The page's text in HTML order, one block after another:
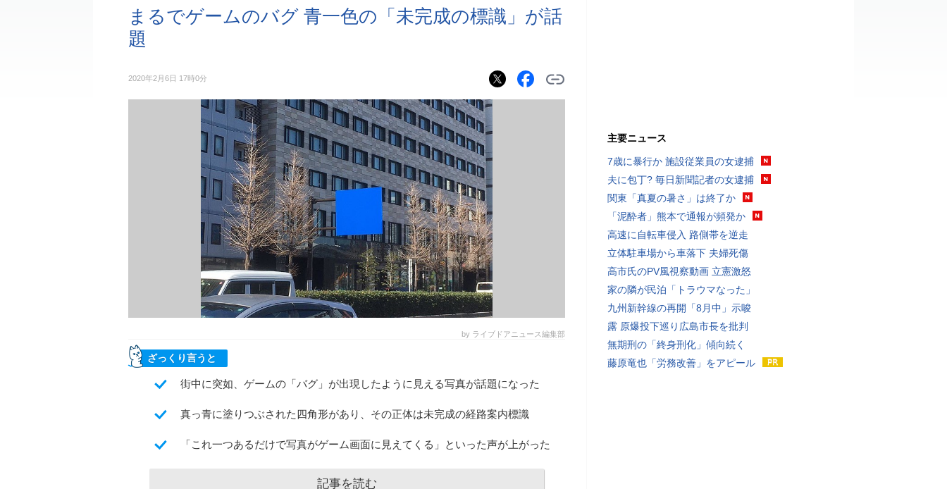
まるでゲームのバグ 青一色の「未完成の標識」が話
題
2020年2月6日 17時0分
by ライブドアニュース編集部
ざっくり言うと
街中に突如、ゲームの「バグ」が出現したように見える写真が話題になった
真っ青に塗りつぶされた四角形があり、その正体は未完成の経路案内標識
「これ一つあるだけで写真がゲーム画面に見えてくる」といった声が上がった
記事を読む
主要ニュース
7歳に暴行か 施設従業員の女逮捕
夫に包丁? 毎日新聞記者の女逮捕
関東「真夏の暑さ」は終了か
「泥酔者」熊本で通報が頻発か
高速に自転車侵入 路側帯を逆走
立体駐車場から車落下 夫婦死傷
高市氏のPV風視察動画 立憲激怒
家の隣が民泊「トラウマなった」
九州新幹線の再開「8月中」示唆
露 原爆投下巡り広島市長を批判
無期刑の「終身刑化」傾向続く
藤原竜也「労務改善」をアピール